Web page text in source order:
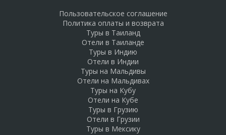
Пользовательское соглашение
Политика оплаты и возврата
Туры в Таиланд
Отели в Таиланде
Туры в Индию
Отели в Индии
Туры на Мальдивы
Отели на Мальдивах
Туры на Кубу
Отели на Кубе
Туры в Грузию
Отели в Грузии
Туры в Мексику